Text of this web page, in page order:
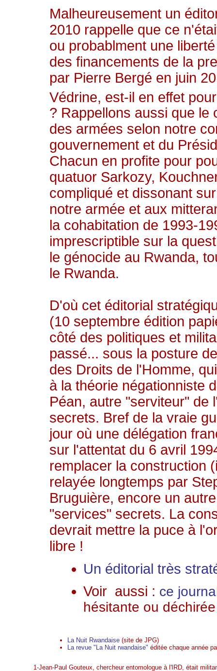
Malheureusement un
2010 rappelle que ce
ou probablment une
des financements de la
par Pierre Bergé en juin
Védrine, est-il en effet
? Rappellons aussi que le
des armées selon notre
gouvernement et du
Chacun en profite pour
quatuor Sarkozy,
compliqué et dissonant
notre armée et aux
la cohabitation de 1993-
imprescriptible sur la
le génocide au Rwanda,
le Rwanda.
D'où cet éditorial
(10 septembre édition
côté des politiques et
passé... sous la posture
des Droits de l'Homme,
à la théorie négationniste
Péan, autre "serviteur" de
secrets. Bref de la vraie
jour où une délégation
sur l'attentat du 6 avril
remplacer la construction
relayée longtemps par
Bruguière, encore un
"services" secrets. La
devrait mettre la puce à
libre !
Un éditorial très
Voir aussi : ce
hésitante ou
La Nuit Rwandaise(site de JPG)
La revue "La Nuit rwandaise" éditée chaque année
1-Jean-Paul Gouteux, chercheur entomologue à l'IRD, était